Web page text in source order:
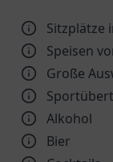
Sitzplätze
Speisen
Große
Alkohol
Bier